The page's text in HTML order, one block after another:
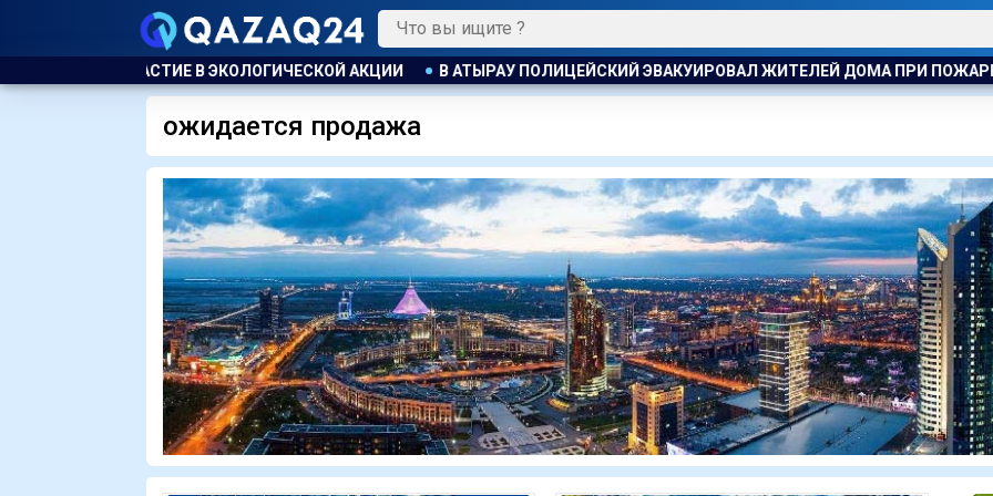
В АТЫРАУ ПОЛИЦЕЙСКИЙ ЭВАКУИРОВАЛ ЖИТЕЛЕЙ ДОМА ПРИ ПОЖАРЕ ПОЖАР НА ХИМЗАВОДЕ ПРОИЗОШЁЛ В
ожидается продажа